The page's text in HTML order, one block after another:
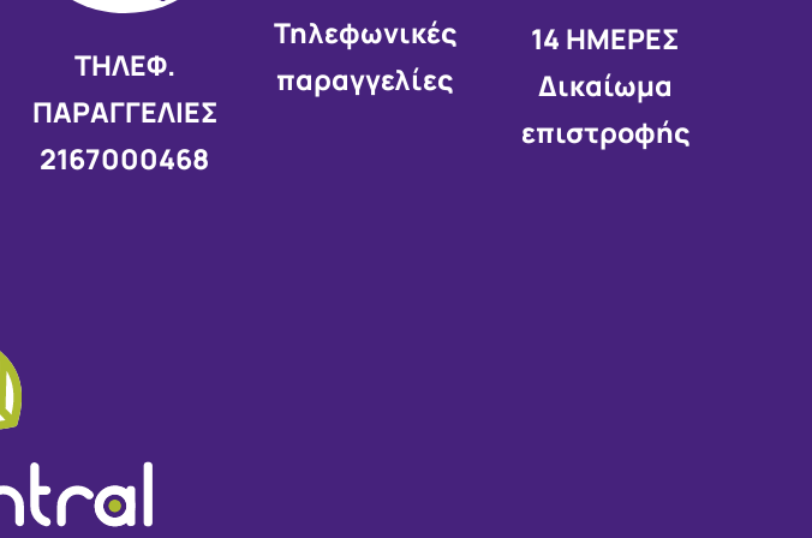
ΤΗΛΕΦ.
ΠΑΡΑΓΓΕΛΙΕΣ
2167000468
Τηλεφωνικές
παραγγελίες
14 HMEΡΕΣ
Δικαίωμα
επιστροφής